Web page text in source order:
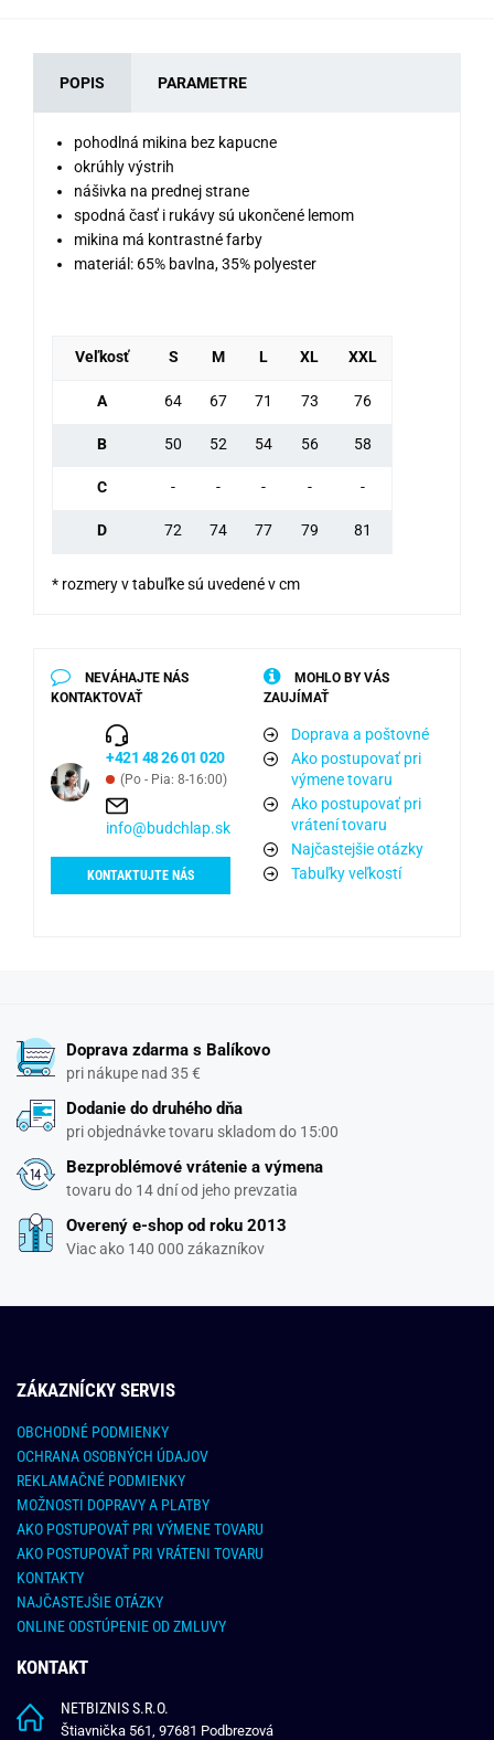
POPIS PARAMETRE
pohodlná mikina bez kapucne
okrúhly výstrih
nášivka na prednej strane
spodná časť i rukávy sú ukončené lemom
mikina má kontrastné farby
materiál: 65% bavlna, 35% polyester
Veľkosť S M L XL XXL
A 64 67 71 73 76
B 50 52 54 56 58
C - - - - -
D 72 74 77 79 81
* rozmery v tabuľke sú uvedené v cm
NEVÁHAJTE NÁS
KONTAKTOVAŤ
+421 48 26 01 020
(Po - Pia: 8-16:00)
info@budchlap.sk
KONTAKTUJTE NÁS
MOHLO BY VÁS
ZAUJÍMAŤ
Doprava a poštovné
Ako postupovať pri
výmene tovaru
Ako postupovať pri
vrátení tovaru
Najčastejšie otázky
Tabuľky veľkostí
Doprava zdarma s Balíkovo
pri nákupe nad 35 €
Dodanie do druhého dňa
pri objednávke tovaru skladom do 15:00
Bezproblémové vrátenie a výmena
tovaru do 14 dní od jeho prevzatia
Overený e-shop od roku 2013
Viac ako 140 000 zákazníkov
ZÁKAZNÍCKY SERVIS
OBCHODNÉ PODMIENKY
OCHRANA OSOBNÝCH ÚDAJOV
REKLAMAČNÉ PODMIENKY
MOŽNOSTI DOPRAVY A PLATBY
AKO POSTUPOVAŤ PRI VÝMENE TOVARU
AKO POSTUPOVAŤ PRI VRÁTENI TOVARU
KONTAKTY
NAJČASTEJŠIE OTÁZKY
ONLINE ODSTÚPENIE OD ZMLUVY
KONTAKT
NETBIZNIS S.R.O.
Štiavnička 561, 97681 Podbrezová